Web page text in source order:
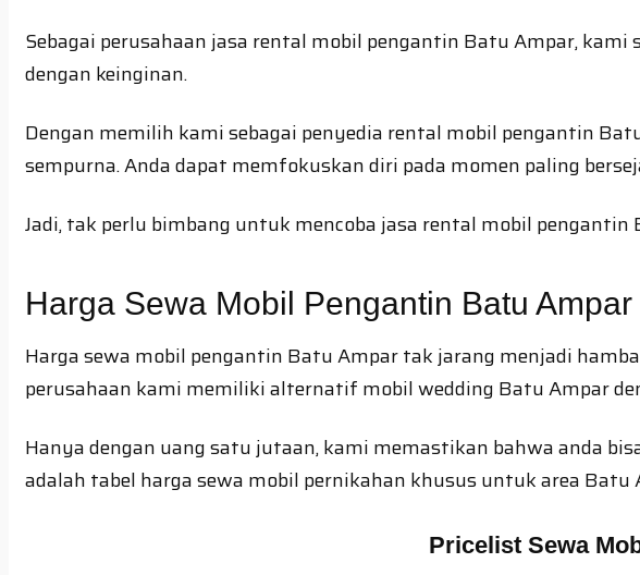
Sebagai perusahaan jasa rental mobil pengantin Batu Ampar,
dengan keinginan.
Dengan memilih kami sebagai penyedia rental mobil pengantin
sempurna. Anda dapat memfokuskan diri pada momen paling
Jadi, tak perlu bimbang untuk mencoba jasa rental mobil
Harga Sewa Mobil Pengantin Batu Ampar
Harga sewa mobil pengantin Batu Ampar tak jarang menjadi
perusahaan kami memiliki alternatif mobil wedding Batu Ampar
Hanya dengan uang satu jutaan, kami memastikan bahwa anda
adalah tabel harga sewa mobil pernikahan khusus untuk area Batu
Pricelist Sewa